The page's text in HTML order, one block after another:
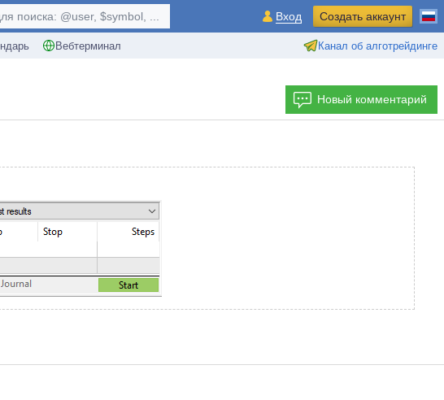
Вебтерминал Канал об алготрейдинге
поиска: @user, $symbol, ... Вход Создать аккаунт
Новый комментарий